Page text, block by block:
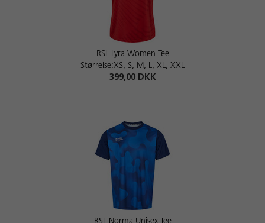
RSL Lyra Women Tee
Størrelse:XS, S, M, L, XL, XXL
399,00 DKK